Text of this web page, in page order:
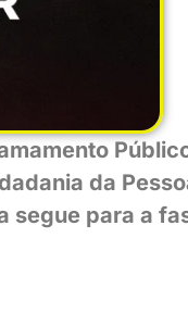
da
segue para a